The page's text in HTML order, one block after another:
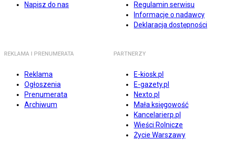
Napisz do nas
Regulamin serwisu
Informacje o nadawcy
Deklaracja dostępności
REKLAMA I PRENUMERATA
Reklama
Ogłoszenia
Prenumerata
Archiwum
PARTNERZY
E-kiosk.pl
E-gazety.pl
Nexto.pl
Mała księgowość
Kancelarierp.pl
Wieści Rolnicze
Życie Warszawy